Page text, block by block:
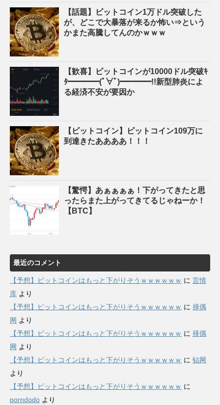
【話題】ビットコイン1万ドル突破した
が、どこで大暴落が来るか怖い⇒という
かまた高騰してんのかｗｗｗ
【歓喜】ビットコインが10000ドル突破ｷ
ﾀ━━━━(ﾟ∀ﾟ)━━━━!!新型肺炎によ
る経済不安が要因か
【ビットコイン】ビットコイン109万に
到達きたああああ！！！
【驚愕】あぁぁぁぁ！下がってきたと思
ったらまた上がってきてるじゃねーか！
【BTC】
最近のコメント
【予想】ビットコインはもっと下がりそうｗｗｗｗｗｗ に 言情
库 より
【予想】ビットコインはもっと下がりそうｗｗｗｗｗｗ に 择偶
网 より
【予想】ビットコインはもっと下がりそうｗｗｗｗｗｗ に 择偶
网 より
【予想】ビットコインはもっと下がりそうｗｗｗｗｗｗ に 钻网
より
【予想】ビットコインはもっと下がりそうｗｗｗｗｗｗ に
porndodo より